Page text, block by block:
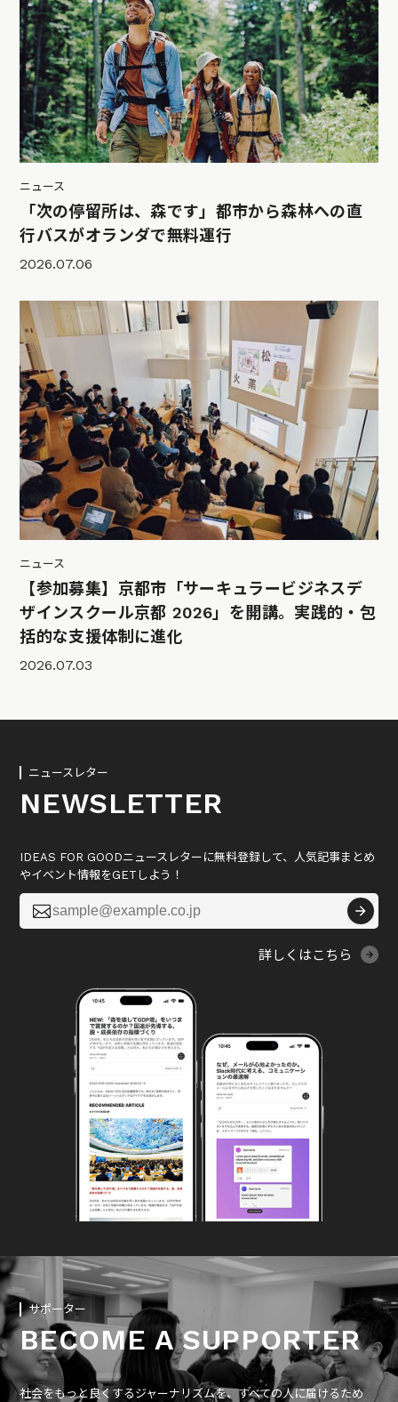
ニュース
「次の停留所は、森です」都市から森林への直
行バスがオランダで無料運行
2026.07.06
ニュース
【参加募集】京都市「サーキュラービジネスデ
ザインスクール京都 2026」を開講。実践的・包
括的な支援体制に進化
2026.07.03
ニュースレター
NEWSLETTER
IDEAS FOR GOODニュースレターに無料登録して、人気記事まとめ
やイベント情報をGETしよう！

詳しくはこちら
サポーター
BECOME A SUPPORTER
社会をもっと良くするジャーナリズムを、すべての人に届けるため